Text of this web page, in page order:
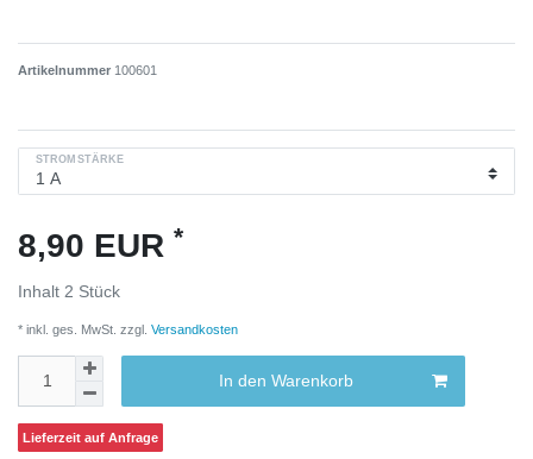
Artikelnummer 100601
STROMSTÄRKE
8,90 EUR *
Inhalt 2 Stück
* inkl. ges. MwSt. zzgl. Versandkosten
In den Warenkorb
Lieferzeit auf Anfrage